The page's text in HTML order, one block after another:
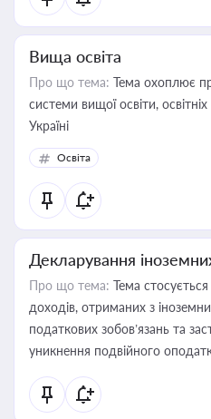
Вища освіта
Про що тема: Тема охоплює
системи вищої освіти, освітніх
Україні
Освіта
Декларування
Про що тема: Тема
доходів, отриманих з
податкових зобов’язань та
уникнення подвійного